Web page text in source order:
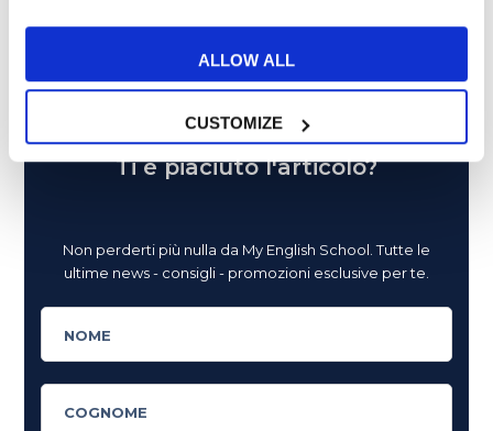
ALLOW ALL
CUSTOMIZE
Senza categoria
Tips e Curiosità 517
Ti è piaciuto l'articolo?
Non perderti più nulla da My English School. Tutte le
ultime news - consigli - promozioni esclusive per te.